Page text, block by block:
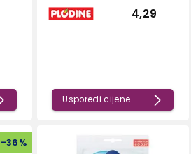
4,29
Usporedi cijene
-36%